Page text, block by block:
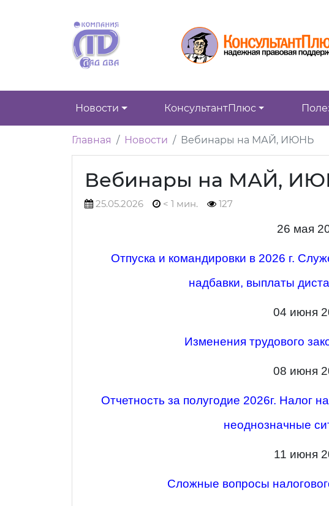
Новости КонсультантПлюс
Главная Новости Вебинары на МАЙ, ИЮНЬ
Вебинары на МАЙ,
25.05.2026 < 1 мин. 127
26 мая
Отпуска и командировки в 2026 г.
надбавки, выплаты
04 июня
Изменения трудового
08 июня
Отчетность за полугодие 2026г.
неоднозначные
11 июня
Сложные вопросы